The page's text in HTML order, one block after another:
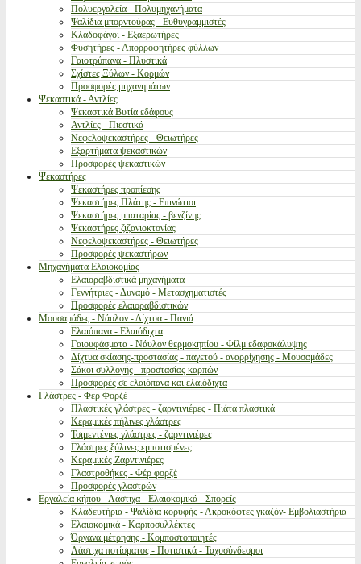
Πολυεργαλεία - Πολυμηχανήματα
Ψαλίδια μπορντούρας - Ευθυγραμμιστές
Κλαδοφάγοι - Εξαερωτήρες
Φυσητήρες - Απορροφητήρες φύλλων
Γαιοτρύπανα - Πλυστικά
Σχίστες Ξύλων - Κορμών
Προσφορές μηχανημάτων
Ψεκαστικά - Αντλίες
Ψεκαστικά Βυτία εδάφους
Αντλίες - Πιεστικά
Νεφελοψεκαστήρες - Θειωτήρες
Εξαρτήματα ψεκαστικών
Προσφορές ψεκαστικών
Ψεκαστήρες
Ψεκαστήρες προπίεσης
Ψεκαστήρες Πλάτης - Επινώτιοι
Ψεκαστήρες μπαταρίας - βενζίνης
Ψεκαστήρες ζιζανιοκτονίας
Νεφελοψεκαστήρες - Θειωτήρες
Προσφορές ψεκαστήρων
Μηχανήματα Ελαιοκομίας
Ελαιοραβδιστικά μηχανήματα
Γεννήτριες - Δυναμό - Μετασχηματιστές
Προσφορές ελαιοραβδιστικών
Μουσαμάδες - Νάυλον - Δίχτυα - Πανιά
Ελαιόπανα - Ελαιόδιχτα
Γαιουφάσματα - Νάυλον θερμοκηπίου - Φίλμ εδαφοκάλυψης
Δίχτυα σκίασης-προστασίας - παγετού - αναρρίχησης - Μουσαμάδες
Σάκοι συλλογής - προστασίας καρπών
Προσφορές σε ελαιόπανα και ελαιόδιχτα
Γλάστρες - Φερ Φορζέ
Πλαστικές γλάστρες - ζαρντινιέρες - Πιάτα πλαστικά
Κεραμικές πήλινες γλάστρες
Τσιμεντένιες γλάστρες - ζαρντινιέρες
Γλάστρες ξύλινες εμποτισμένες
Κεραμικές Ζαρντινιέρες
Γλαστροθήκες - Φέρ φορζέ
Προσφορές γλαστρών
Εργαλεία κήπου - Λάστιχα - Ελαιοκομικά - Σπορείς
Κλαδευτήρια - Ψαλίδια κορυφής - Ακροκόφτες γκαζόν- Εμβολιαστήρια
Ελαιοκομικά - Καρποσυλλέκτες
Όργανα μέτρησης - Κομποστοποιητές
Λάστιχα ποτίσματος - Ποτιστικά - Ταχυσύνδεσμοι